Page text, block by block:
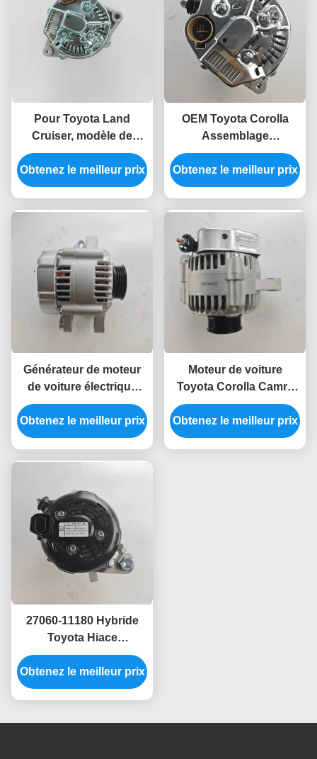
Pour Toyota Land
Cruiser, modèle de
générateur de moteur
de véhicule 27060-
17220
Obtenez le meilleur prix
OEM Toyota Corolla
Assemblage
d'alternateur électrique
générateur 27060-16040
Obtenez le meilleur prix
Générateur de moteur
de voiture électrique
Toyota VIOS 12V 48V
Obtenez le meilleur prix
Moteur de voiture
Toyota Corolla Camry
générateur électrique
27060-16430
Obtenez le meilleur prix
27060-11180 Hybride
Toyota Hiace
Alternateur Pour
Landcruise Prado
Obtenez le meilleur prix